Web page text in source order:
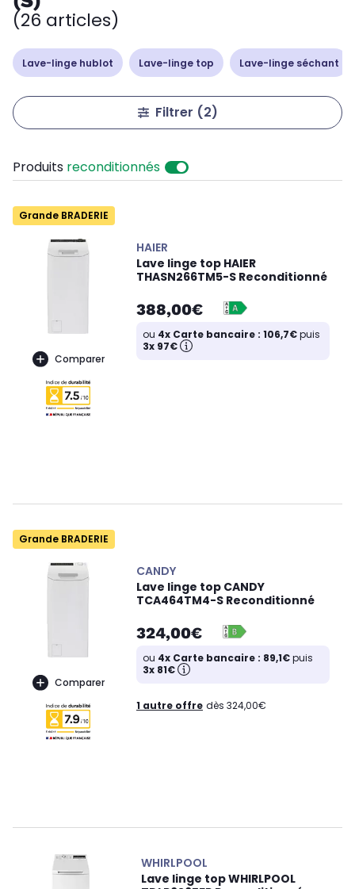
(26 articles)
Lave-linge hublot Lave-linge top Lave-linge séchant
Filtrer (2)
Produits reconditionnés
Grande BRADERIE
Comparer
HAIER
Lave linge top HAIER
THASN266TM5-S Reconditionné
388,00€
ou 4x Carte bancaire : 106,7€puis
3x 97€
Grande BRADERIE
Comparer
CANDY
Lave linge top CANDY
TCA464TM4-S Reconditionné
324,00€
ou 4x Carte bancaire : 89,1€puis
3x 81€
1 autre offre dès 324,00€
WHIRLPOOL
Lave linge top WHIRLPOOL